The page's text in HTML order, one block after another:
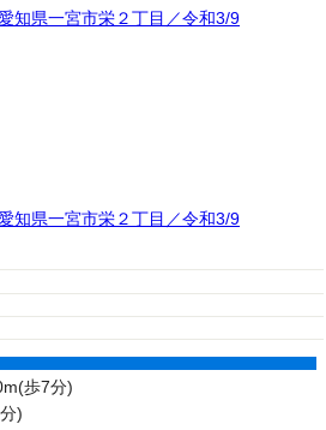
知県一宮市栄２丁目／令和3/9
知県一宮市栄２丁目／令和3/9
歩7分)
)